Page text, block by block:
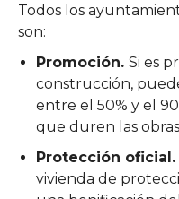
Todos los
son:
Promoción. Si es
construcción,
entre el 50% y el
que duren las
Protección oficial.
vivienda de